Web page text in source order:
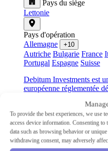
To provide the best experiences, we use
access device information. Consenting
data such as browsing behavior or
withdrawing consent, may adversely
Pays du siège
Lettonie
Pays d'opération
Allemagne
+10
Autriche Bulgarie France
Portugal Espagne Suisse
Debitum Investments est
européenne réglementée
Industrie
PME
Type
Prêt P2P